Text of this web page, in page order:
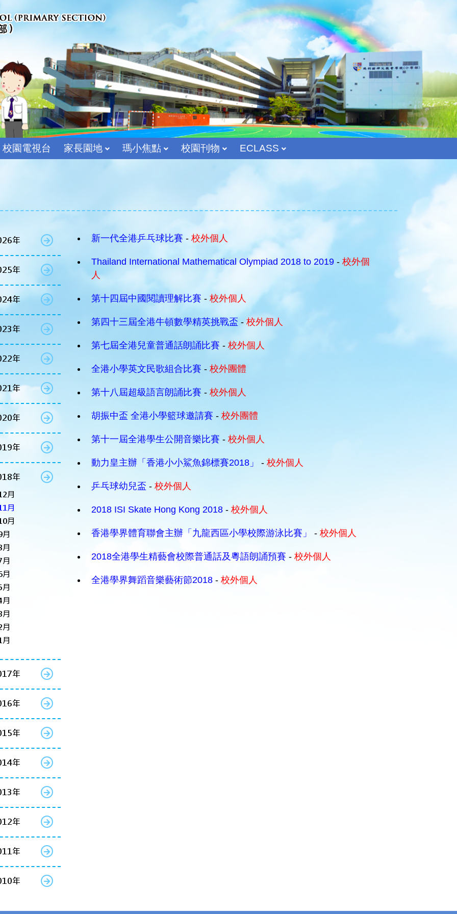
校園電視台 家長園地 瑪小焦點 校園刊物 ECLASS
年
年
年
年
年
年
年
年
年
月
月
月
月
月
月
月
月
月
月
月
月
年
年
年
年
年
年
年
年
新一代全港乒乓球比賽 - 校外個人
Thailand International Mathematical Olympiad 2018 to 2019 - 校外個
人
第十四屆中國閱讀理解比賽 - 校外個人
第四十三屆全港牛頓數學精英挑戰盃 - 校外個人
第七屆全港兒童普通話朗誦比賽 - 校外個人
全港小學英文民歌組合比賽 - 校外團體
第十八屆超級語言朗誦比賽 - 校外個人
胡振中盃 全港小學籃球邀請賽 - 校外團體
第十一屆全港學生公開音樂比賽 - 校外個人
動力皇主辦「香港小小鯊魚錦標賽2018」 - 校外個人
乒乓球幼兒盃 - 校外個人
2018 ISI Skate Hong Kong 2018 - 校外個人
香港學界體育聯會主辦「九龍西區小學校際游泳比賽」 - 校外個人
2018全港學生精藝會校際普通話及粵語朗誦預賽 - 校外個人
全港學界舞蹈音樂藝術節2018 - 校外個人